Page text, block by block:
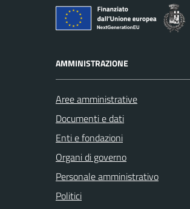
AMMINISTRAZIONE
Aree amministrative
Documenti e dati
Enti e fondazioni
Organi di governo
Personale amministrativo
Politici